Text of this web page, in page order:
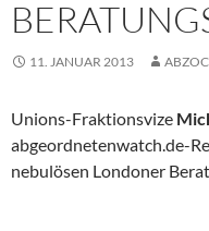
11. JANUAR 2013
Unions-Fraktionsvize
abgeordnetenwatch.de-
nebulösen Londoner